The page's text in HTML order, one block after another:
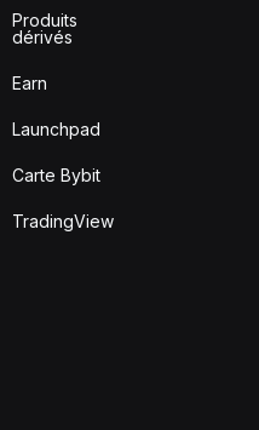
Produits
dérivés
Earn
Launchpad
Carte Bybit
TradingView